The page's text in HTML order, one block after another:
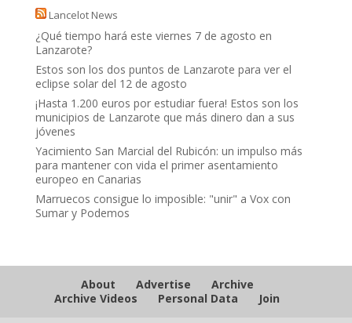
Lancelot News
¿Qué tiempo hará este viernes 7 de agosto en
Lanzarote?
Estos son los dos puntos de Lanzarote para ver el
eclipse solar del 12 de agosto
¡Hasta 1.200 euros por estudiar fuera! Estos son los
municipios de Lanzarote que más dinero dan a sus
jóvenes
Yacimiento San Marcial del Rubicón: un impulso más
para mantener con vida el primer asentamiento
europeo en Canarias
Marruecos consigue lo imposible: "unir" a Vox con
Sumar y Podemos
About Advertise
Archive
Archive Videos
Personal Data Join